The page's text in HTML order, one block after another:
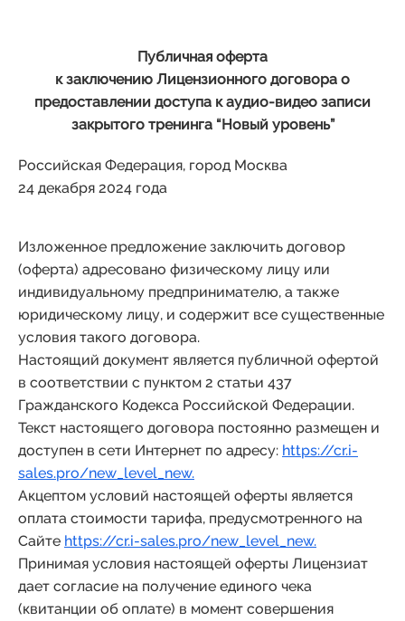
Публичная оферта
к заключению Лицензионного договора о
предоставлении доступа к аудио-видео записи
закрытого тренинга “Новый уровень”
Российская Федерация, город Москва
24 декабря 2024 года
Изложенное предложение заключить договор
(оферта) адресовано физическому лицу или
индивидуальному предпринимателю, а также
юридическому лицу, и содержит все существенные
условия такого договора.
Настоящий документ является публичной офертой
в соответствии с пунктом 2 статьи 437
Гражданского Кодекса Российской Федерации.
Текст настоящего договора постоянно размещен и
доступен в сети Интернет по адресу: https://cr.i-
sales.pro/new_level_new.
Акцептом условий настоящей оферты является
оплата стоимости тарифа, предусмотренного на
Сайте https://cr.i-sales.pro/new_level_new.
Принимая условия настоящей оферты Лицензиат
дает согласие на получение единого чека
(квитанции об оплате) в момент совершения